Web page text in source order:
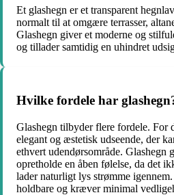
Et glashegn er et transparent
normalt til at omgære terrasser,
Glashegn giver et moderne og
og tillader samtidig en uhindret
Hvilke fordele har
Glashegn tilbyder flere fordele. For
elegant og æstetisk udseende, der
ethvert udendørsområde. Glashegn
opretholde en åben følelse, da det
lader naturligt lys strømme
holdbare og kræver minimal